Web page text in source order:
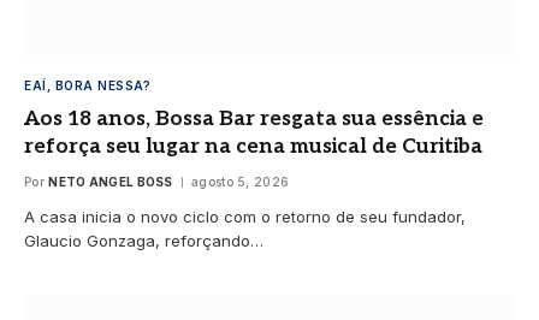
EAÍ, BORA NESSA?
Aos 18 anos, Bossa Bar resgata sua essência e
reforça seu lugar na cena musical de Curitiba
Por NETO ANGEL BOSS agosto 5, 2026
A casa inicia o novo ciclo com o retorno de seu fundador,
Glaucio Gonzaga, reforçando…